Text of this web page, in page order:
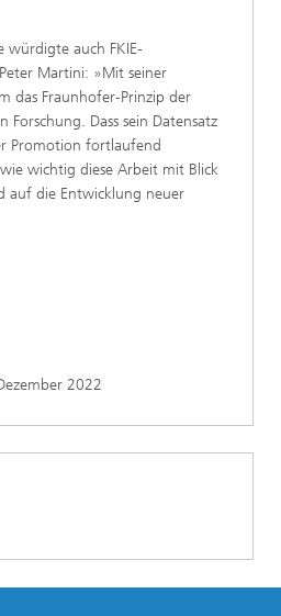
würdigte auch FKIE-
Martini: »Mit seiner
das Fraunhofer-Prinzip der
Dass sein Datensatz
Promotion fortlaufend
wichtig diese Arbeit mit Blick
auf die Entwicklung neuer
2022